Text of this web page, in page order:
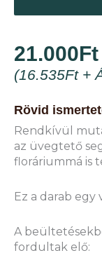
21.000Ft
(16.535Ft+
Rövid
Rendkívül
az üvegtető
floráriummá is
Ez a darab
A
fordultak elő: